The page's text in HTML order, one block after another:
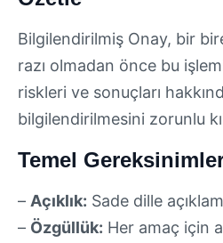
Bilgilendirilmiş Onay, bir
razı olmadan önce bu
riskleri ve sonuçları
bilgilendirilmesini zorunlu
Temel
– Açıklık: Sade dille
– Özgüllük: Her amaç için